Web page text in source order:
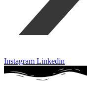
Instagram Linkedin